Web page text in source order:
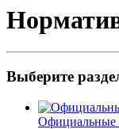
Выберите
Официальные